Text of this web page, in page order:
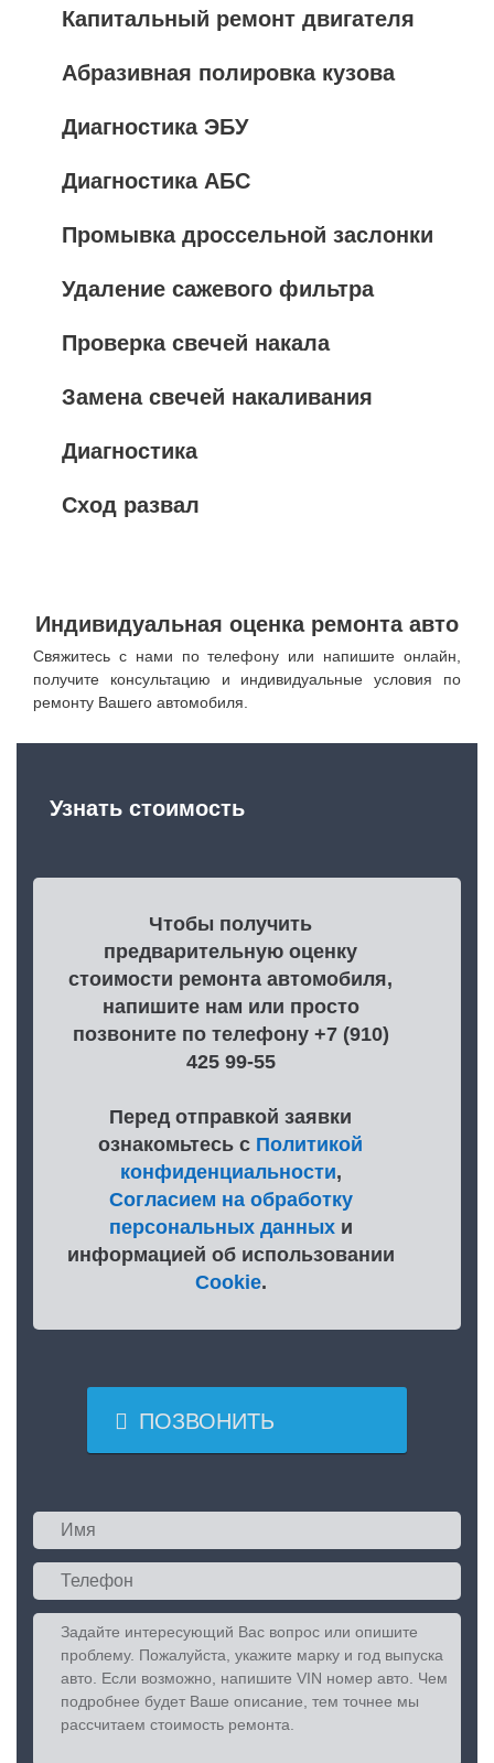
Капитальный ремонт двигателя
Абразивная полировка кузова
Диагностика ЭБУ
Диагностика АБС
Промывка дроссельной заслонки
Удаление сажевого фильтра
Проверка свечей накала
Замена свечей накаливания
Диагностика
Сход развал
Индивидуальная оценка ремонта авто
Свяжитесь с нами по телефону или напишите онлайн,
получите консультацию и индивидуальные условия по
ремонту Вашего автомобиля.
Узнать стоимость
Чтобы получить
предварительную оценку
стоимости ремонта автомобиля,
напишите нам или просто
позвоните по телефону +7 (910)
425 99-55
Перед отправкой заявки
ознакомьтесь с Политикой
конфиденциальности,
Согласием на обработку
персональных данныхи
информацией об использовании
Cookie.
 ПОЗВОНИТЬ